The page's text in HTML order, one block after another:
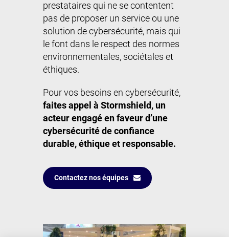
prestataires qui ne se contentent
pas de proposer un service ou une
solution de cybersécurité, mais qui
le font dans le respect des normes
environnementales, sociétales et
éthiques.
Pour vos besoins en cybersécurité,
faites appel à Stormshield, un
acteur engagé en faveur d’une
cybersécurité de confiance
durable, éthique et responsable.
Contactez nos équipes